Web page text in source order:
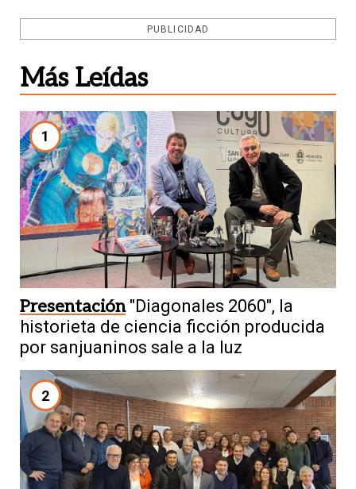
PUBLICIDAD
Más Leídas
1
Presentación "Diagonales 2060", la
historieta de ciencia ficción producida
por sanjuaninos sale a la luz
2